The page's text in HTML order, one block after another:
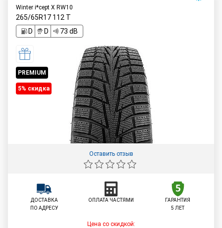
Winter i*cept X RW10
265/65R17 112 T
D
D 73 dB
PREMIUM
5% cкидка
Оставить отзыв
ДОСТАВКА
ПО АДРЕСУ
ОПЛАТА ЧАСТЯМИ
ГАРАНТИЯ
5 ЛЕТ
Цена со скидкой: